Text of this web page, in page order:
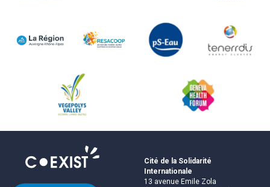
Cité de la Solidarité
Internationale
13 avenue Emile Zola